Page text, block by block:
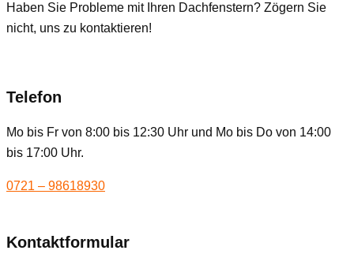
Haben Sie Probleme mit Ihren Dachfenstern? Zögern Sie
nicht, uns zu kontaktieren!
Telefon
Mo bis Fr von 8:00 bis 12:30 Uhr und Mo bis Do von 14:00
bis 17:00 Uhr.
0721 – 98618930
Kontaktformular